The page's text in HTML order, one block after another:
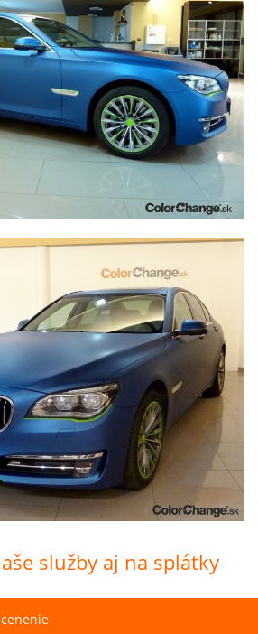
služby aj na splátky